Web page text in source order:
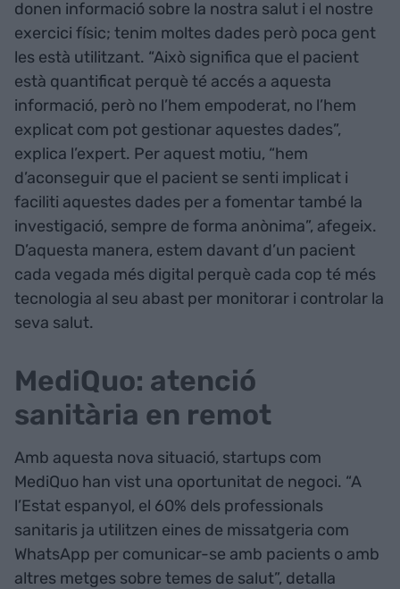
donen informació sobre la nostra salut i el nostre
exercici físic; tenim moltes dades però poca gent
les està utilitzant. “Això significa que el pacient
està quantificat perquè té accés a aquesta
informació, però no l’hem empoderat, no l’hem
explicat com pot gestionar aquestes dades”,
explica l’expert. Per aquest motiu, “hem
d’aconseguir que el pacient se senti implicat i
faciliti aquestes dades per a fomentar també la
investigació, sempre de forma anònima”, afegeix.
D’aquesta manera, estem davant d’un pacient
cada vegada més digital perquè cada cop té més
tecnologia al seu abast per monitorar i controlar la
seva salut.
MediQuo: atenció
sanitària en remot
Amb aquesta nova situació, startups com
MediQuo han vist una oportunitat de negoci. “A
l’Estat espanyol, el 60% dels professionals
sanitaris ja utilitzen eines de missatgeria com
WhatsApp per comunicar-se amb pacients o amb
altres metges sobre temes de salut”, detalla